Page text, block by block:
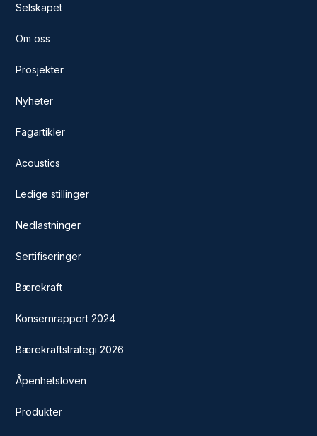
Selskapet
Om oss
Prosjekter
Nyheter
Fagartikler
Acoustics
Ledige stillinger
Nedlastninger
Sertifiseringer
Bærekraft
Konsernrapport 2024
Bærekraftstrategi 2026
Åpenhetsloven
Produkter